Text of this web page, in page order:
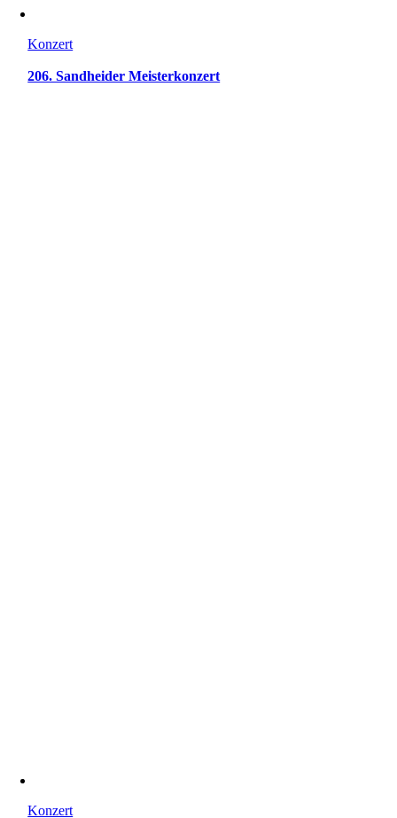
Konzert
206. Sandheider Meisterkonzert
Konzert